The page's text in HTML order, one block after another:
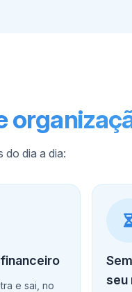
do dia a dia:
e sai, no
seu